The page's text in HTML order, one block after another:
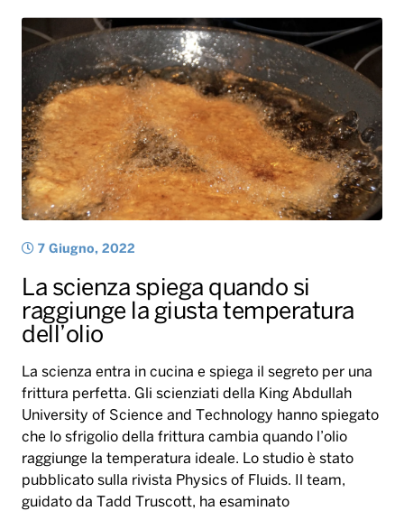
Sport
Radio Norba Consiglia
Leggerissime
Novità
Interviste
Oroscopo
Speciale Astrabilia 2026
Voce al Bari
Battiti Live 2026
Gallery
7 Giugno, 2022
La scienza spiega quando si
raggiunge la giusta temperatura
dell’olio
La scienza entra in cucina e spiega il segreto per una
frittura perfetta. Gli scienziati della King Abdullah
University of Science and Technology hanno spiegato
che lo sfrigolio della frittura cambia quando l’olio
raggiunge la temperatura ideale. Lo studio è stato
pubblicato sulla rivista Physics of Fluids. Il team,
guidato da Tadd Truscott, ha esaminato